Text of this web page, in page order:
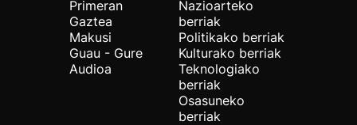
Primeran
Gaztea
Makusi
Guau - Gure
Audioa
Nazioarteko
berriak
Politikako berriak
Kulturako berriak
Teknologiako
berriak
Osasuneko
berriak